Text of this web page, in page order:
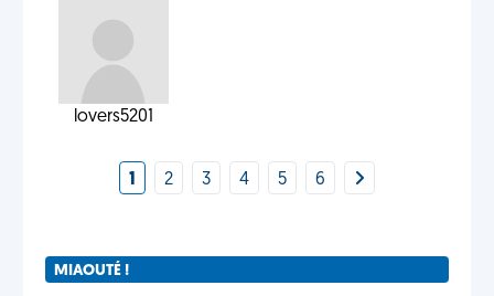
lovers5201
1 2 3 4 5 6
MIAOUTÉ !